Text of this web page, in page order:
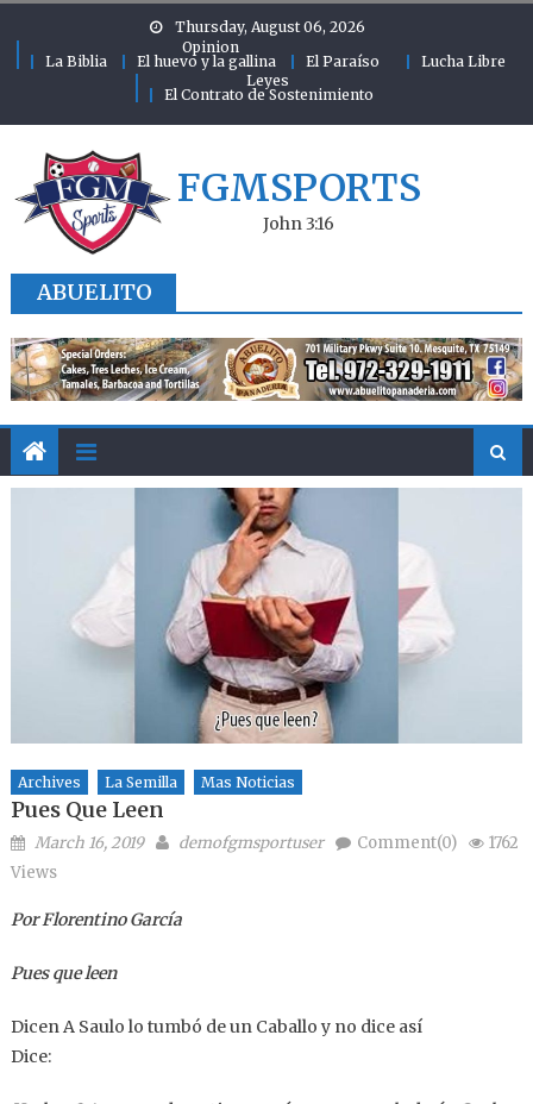
Thursday, August 06, 2026
Opinion
La Biblia
El huevo y la gallina El Paraíso
Lucha Libre
Leyes
El Contrato de Sostenimiento
FGMSPORTS
John 3:16
ABUELITO
Archives La Semilla Mas Noticias
Pues Que Leen
Posted on
March 16, 2019 Author
demofgmsportuser Comment(0)
1762
Views
Por Florentino García
Pues que leen
Dicen A Saulo lo tumbó de un Caballo y no dice así
Dice: